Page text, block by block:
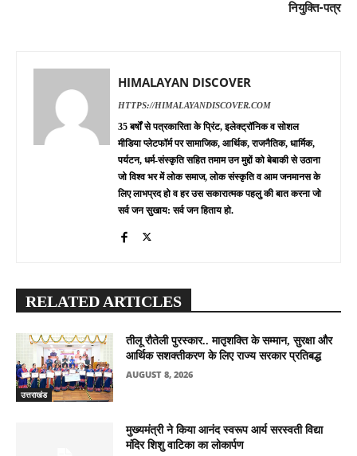
नियुक्ति-पत्र
HIMALAYAN DISCOVER
HTTPS://HIMALAYANDISCOVER.COM
35 बर्षों से पत्रकारिता के प्रिंट, इलेक्ट्रॉनिक व सोशल
मीडिया प्लेटफॉर्म पर सामाजिक, आर्थिक, राजनैतिक, धार्मिक,
पर्यटन, धर्म-संस्कृति सहित तमाम उन मुद्दों को बेबाकी से उठाना
जो विश्व भर में लोक समाज, लोक संस्कृति व आम जनमानस के
लिए लाभप्रद हो व हर उस सकारात्मक पहलु की बात करना जो
सर्व जन सुखाय: सर्व जन हिताय हो.
RELATED ARTICLES
उत्तराखंड
तीलू रौतेली पुरस्कार.. मातृशक्ति के सम्मान, सुरक्षा और
आर्थिक सशक्तीकरण के लिए राज्य सरकार प्रतिबद्ध
AUGUST 8, 2026
मुख्यमंत्री ने किया आनंद स्वरूप आर्य सरस्वती विद्या
मंदिर शिशु वाटिका का लोकार्पण